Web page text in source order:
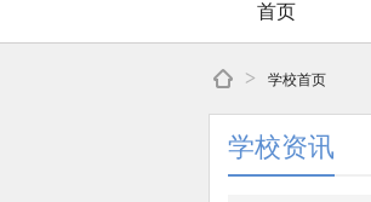
首页
> 学校首页
学校资讯